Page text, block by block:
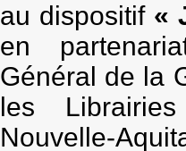
au dispositif «
en
Général de la
les
Nouvelle-